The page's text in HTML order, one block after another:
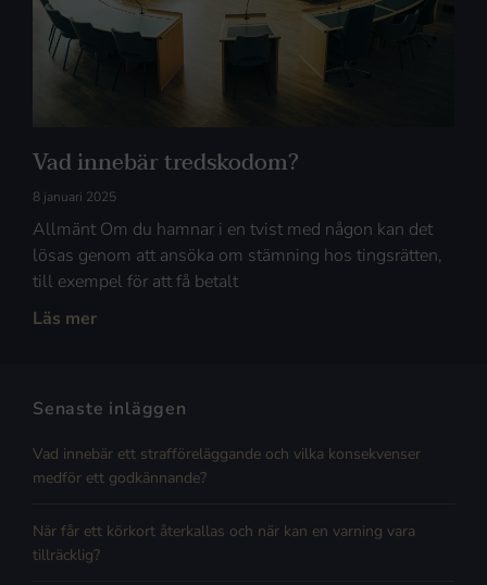
Vad innebär tredskodom?
8 januari 2025
Allmänt Om du hamnar i en tvist med någon kan det
lösas genom att ansöka om stämning hos tingsrätten,
till exempel för att få betalt
Läs mer
Senaste inläggen
Vad innebär ett strafföreläggande och vilka konsekvenser
medför ett godkännande?
När får ett körkort återkallas och när kan en varning vara
tillräcklig?